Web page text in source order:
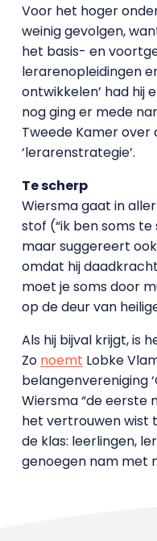
Voor het hoger
weinig gevolgen,
het basis- en
lerarenopleidingen
ontwikkelen’ had hij
nog ging er mede
Tweede Kamer
‘lerarenstrategie’.
Te scherp
Wiersma gaat in
stof (“ik ben soms
maar suggereert
omdat hij
moet je soms door
op de deur van
Als hij bijval krijgt, is
Zo noemt Lobke
belangenvereniging
Wiersma “de eerste
het vertrouwen wist
de klas: leerlingen,
genoegen nam met